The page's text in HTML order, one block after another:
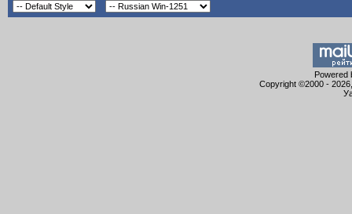
Powered
Copyright ©2000 -